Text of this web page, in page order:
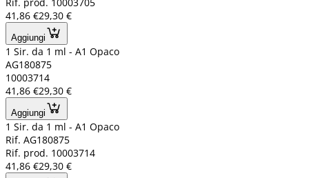
Rif. prod. 10003705
41,86 €29,30 €
Aggiungi
1 Sir. da 1 ml - A1 Opaco
AG180875
10003714
41,86 €29,30 €
Aggiungi
1 Sir. da 1 ml - A1 Opaco
Rif. AG180875
Rif. prod. 10003714
41,86 €29,30 €